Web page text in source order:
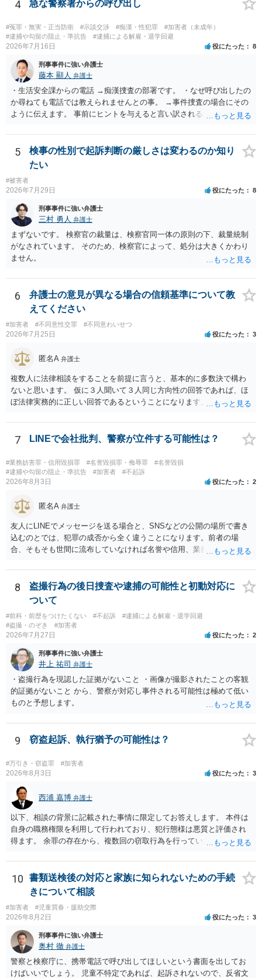
4 急な警察署からの呼び出し
#冤罪・無実・正当防衛 #示談交渉 #痴漢・性犯罪
#加害者（未成年）
#逮捕や勾留の阻止・準抗告
#逮捕による解雇・退学回避
2026年7月16日 役にたった 8
刑事事件に強い弁護士
藤本 顯人 弁護士
・生活安全課からの電話 →痴漢捜査の部署です。 ・なぜ呼び出したの
か尋ねても電話では教えられませんとの事。 →事件捜査の場合にその
ように伝えます。 事前にヒントを与えると言い訳されるからです。 ・
たり →やはり痴漢として疑われているのでは。 そもそも痴漢をやって
ないのであれば、何も疑われる筋合いは無いわけですし狼狽える必要
はないですね。
5
検事の性別で起訴判断の厳しさは変わるのか知り
たい
#被害者
2026年7月29日 役にたった 8
刑事事件に強い弁護士
三村 勇人 弁護士
まずないです。 検察官の裁量は、検察官同一体の原則の下、裁量統制
がなされています。 そのため、検察官によって、処分は大きくかわり
ません。
6
弁護士の意見が異なる場合の信頼基準について教
えてください
#加害者 #不同意性交罪 #不同意わいせつ
2026年7月25日 役にたった 3
匿名A 弁護士
複数人に法律相談をすることを前提に言うと、基本的に多数決で構わ
ないと思います。 仮に３人聞いて３人同じ方向性の回答であれば、ほ
ぼ法律実務的に正しい回答であるということになります。 ３人聞いて
２になった場合は、どちらも法律実務的にありえるということであ
り、３人の弁護士の中で、一番相性の良いいざというときに弁護を頼
みたい弁護士を決め、その弁護士の発言を信じるということになりま
す。 その３人の中で「逮捕されない」と断言した弁護士には基本的に
委任しないほうがよいと思われます。 そもそも意見が分かれるような
事案で、断言すること自体が不適切であるからです。 ただ、相談者が
の気持ちを理解した上で、「逮捕されてもすぐに（自ら）接見して、
士に予め費用の見積もりをしておいても良いかと思われます。
7 LINEで会社批判、警察が立件する可能性は？
#業務妨害罪・信用毀損罪 #名誉毀損罪・侮辱罪
#名誉毀損
#逮捕や勾留の阻止・準抗告
#加害者 #不起訴
2026年8月3日 役にたった 2
匿名A 弁護士
友人にLINEでメッセージを送る場合と、SNSなどの公開の場所で書き
込むのとでは、犯罪の成否から全く違うことになります。前者の場
合、そもそも世間に流布していなければ名誉や信用、業務にかかる犯
8
盗撮行為の後日捜査や逮捕の可能性と初動対応に
ついて
#前科・前歴をつけたくない #不起訴
#逮捕による解雇・退学回避
#盗撮・のぞき
#加害者
2026年7月27日 役にたった 2
刑事事件に強い弁護士
井上 祐司 弁護士
・盗撮行為を現認した証拠がないこと ・画像が撮影されたことの客観
的証拠がないこと から、警察が対応し事件される可能性は極めて低い
ものと予想します。
9 窃盗起訴、執行猶予の可能性は？
#万引き・窃盗罪 #加害者
2026年8月3日 役にたった 3
西浦 嘉博 弁護士
以下、相談の背景に記載された事情に限定してお答えします。 本件は
自身の職務権限を利用して行われており、犯行態様は悪質と評価され
得ます。 余罪の存在から、複数回の窃取行為を行っていたことも悪質
ると思われます。 他方、余罪を含めた全額を弁済していることは、被
害者の経済的損害の回復として有利に斟酌されます。 また、前科前歴
を有しないことも、規範意識が鈍磨しきっているとまでは言えず、有
利な点です。 その他、家族の監督等の情状証拠を適切に提出すること
で、私見ですが、執行猶予判決を視野に入れることが可能な事案と思
われます。 上記、一つの意見として参考ください。
10
書類送検後の対応と家族に知られないための手続
きについて相談
#加害者 #児童買春・援助交際
2026年8月2日 役にたった 3
刑事事件に強い弁護士
奥村 徹 弁護士
警察と検察庁に、携帯電話で呼び出してほしいという書面を出してお
けばいいでしょう。 児童不特定であれば、起訴されないので、反省文